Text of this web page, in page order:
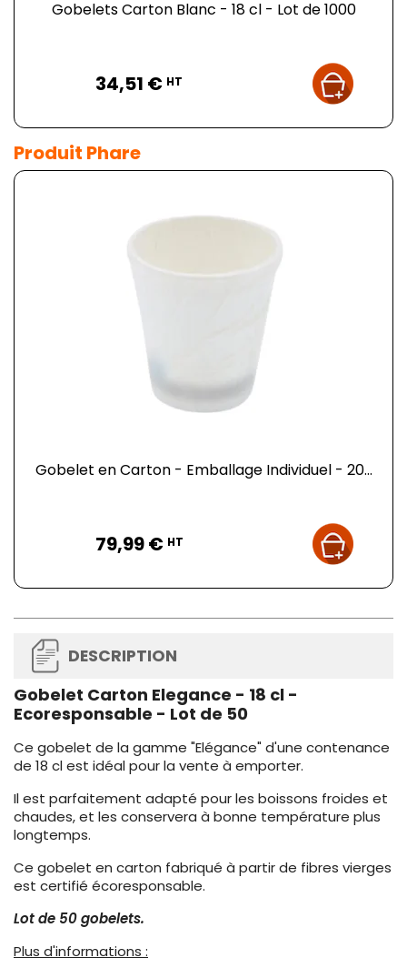
Gobelets Carton Blanc - 18 cl - Lot de 1000
34,51 € HT
Produit Phare
Gobelet en Carton - Emballage Individuel - 20...
79,99 € HT
DESCRIPTION
Gobelet Carton Elegance - 18 cl -
Ecoresponsable - Lot de 50
Ce gobelet de la gamme "Elégance" d'une contenance
de 18 cl est idéal pour la vente à emporter.
Il est parfaitement adapté pour les boissons froides et
chaudes, et les conservera à bonne température plus
longtemps.
Ce gobelet en carton fabriqué à partir de fibres vierges
est certifié écoresponsable.
Lot de 50 gobelets.
Plus d'informations :